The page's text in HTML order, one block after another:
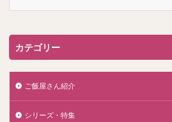
カテゴリー
ご飯屋さん紹介
シリーズ・特集